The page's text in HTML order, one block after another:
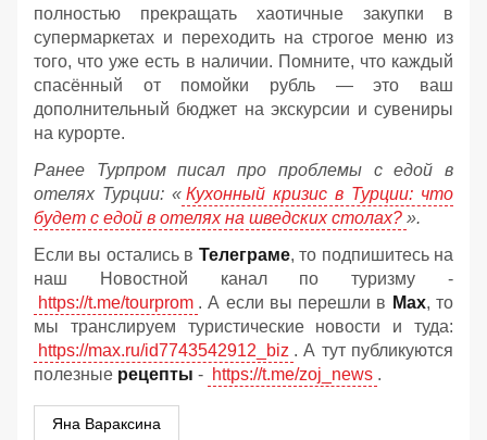
полностью прекращать хаотичные закупки в
супермаркетах и переходить на строгое меню из
того, что уже есть в наличии. Помните, что каждый
спасённый от помойки рубль — это ваш
дополнительный бюджет на экскурсии и сувениры
на курорте.
Ранее Турпром писал про проблемы с едой в
отелях Турции: « Кухонный кризис в Турции: что
будет с едой в отелях на шведских столах? ».
Если вы остались в Телеграме, то подпишитесь на
наш Новостной канал по туризму -
https://t.me/tourprom . А если вы перешли в Мах, то
мы транслируем туристические новости и туда:
https://max.ru/id7743542912_biz . А тут публикуются
полезные рецепты - https://t.me/zoj_news .
Яна Вараксина